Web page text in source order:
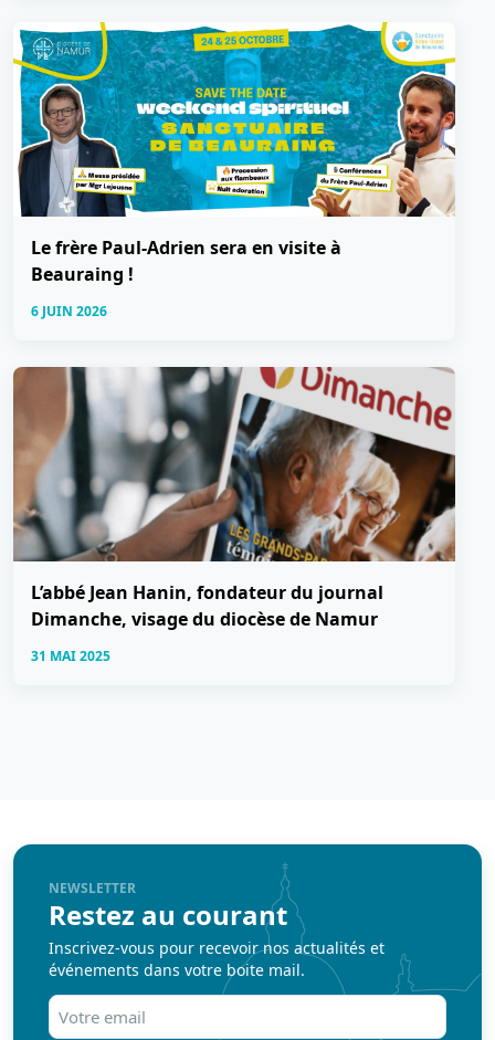
Le frère Paul-Adrien sera en visite à
Beauraing !
6 JUIN 2026
L’abbé Jean Hanin, fondateur du journal
Dimanche, visage du diocèse de Namur
31 MAI 2025
NEWSLETTER
Restez au courant
Inscrivez-vous pour recevoir nos actualités et
événements dans votre boite mail.
Votre
email